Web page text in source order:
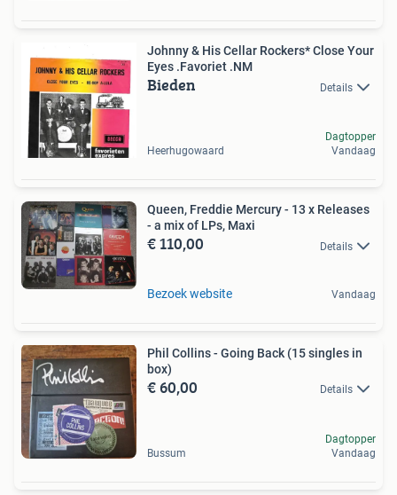
Johnny & His Cellar Rockers* Close Your
Eyes .Favoriet .NM
Bieden Details
Heerhugowaard
Dagtopper
Vandaag
Queen, Freddie Mercury - 13 x Releases
- a mix of LPs, Maxi
€ 110,00 Details
Bezoek website Vandaag
Phil Collins - Going Back (15 singles in
box)
€ 60,00 Details
Bussum
Dagtopper
Vandaag